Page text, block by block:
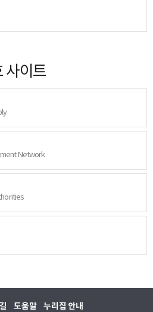
사이트
Network
도움말 누리집 안내